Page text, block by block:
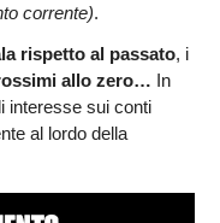
corrente).
rispetto al passato, i
allo zero… In
interesse sui conti
al lordo della